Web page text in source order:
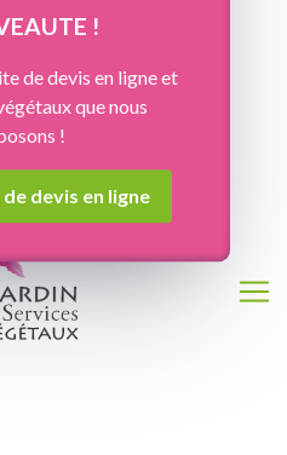
!
de devis en ligne et
que nous
!
devis en ligne